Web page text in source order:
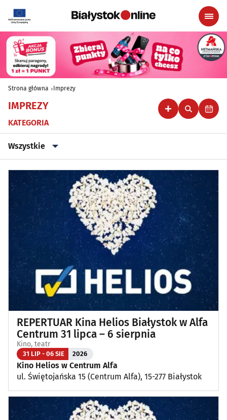
Strona główna Imprezy
IMPREZY
KATEGORIA
Wszystkie
Wszystkie
Klubowe, taneczne, granie do piwa(46)
Koncerty (89)
Koncerty muzyki poważnej(1)
Kino, teatr(89)
Wernisaże, wydarzenia artystyczne (4)
Wystawy(25)
Wydarzenia sportowe i rekreacyjne
Plenerowe, festyny (12)
Dla dzieci (3)
REPERTUAR Kina Helios Białystok w Alfa
Centrum 31 lipca – 6 sierpnia
Kino, teatr
31 LIP - 06 SIE 2026
Kino Helios w Centrum Alfa
ul. Świętojańska 15 (Centrum Alfa), 15-277 Białystok